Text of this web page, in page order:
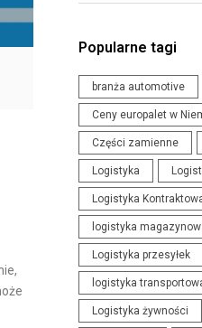
W
E
D
L
G
I
S
W
Y
D
A
R
Z
E
N
Popularne tagi
branża automotive
Ceny europalet w
Części zamienne
Logistyka
Logistyka
logistyka
Logistyka przesyłek
logistyka
Logistyka żywności